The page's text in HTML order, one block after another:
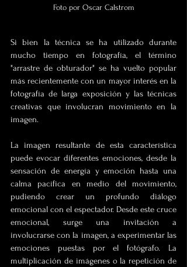
Foto por Oscar Calstrom
Si bien la técnica se ha utilizado durante
mucho tiempo en fotografía, el término
"arrastre de obturador" se ha vuelto popular
más recientemente con un mayor interés en la
fotografía de larga exposición y las técnicas
creativas que involucran movimiento en la
imagen.
La imagen resultante de esta característica
puede evocar diferentes emociones, desde la
sensación de energía y emoción hasta una
calma pacífica en medio del movimiento,
pudiendo crear un profundo diálogo
emocional con el espectador. Desde este cruce
emocional, surge una invitación a
involucrarse con la imagen, a experimentar las
emociones puestas por el fotógrafo. La
multiplicación de imágenes o la repetición de